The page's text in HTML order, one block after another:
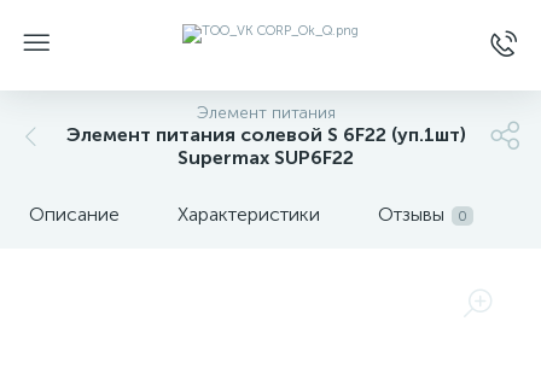
Элемент питания
Элемент питания солевой S 6F22 (уп.1шт)
Supermax SUP6F22
Описание Характеристики Отзывы 0